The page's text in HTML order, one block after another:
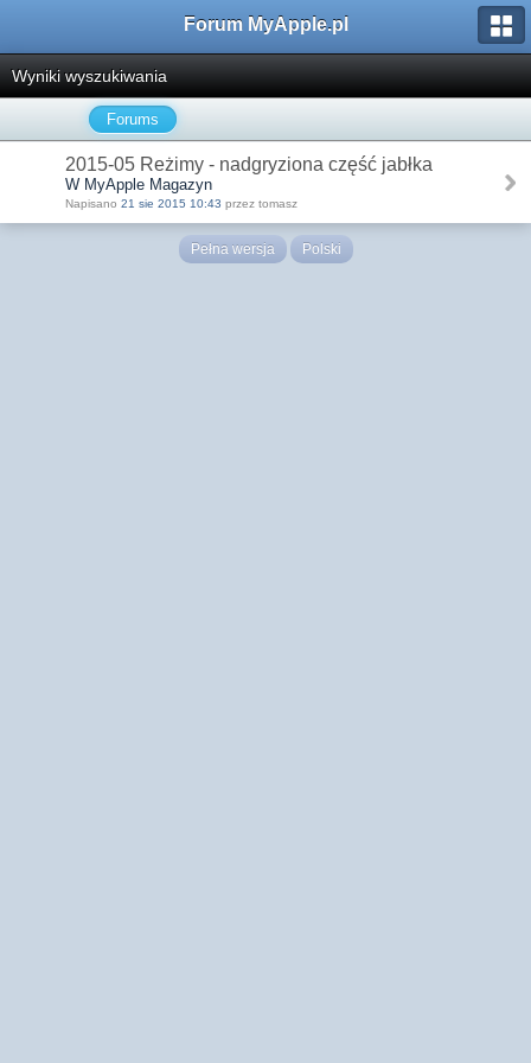
Forum MyApple.pl
Wyniki wyszukiwania
Forums
2015-05 Reżimy - nadgryziona część jabłka
W MyApple Magazyn
Napisano 21 sie 2015 10:43 przez tomasz
Pełna wersja Polski